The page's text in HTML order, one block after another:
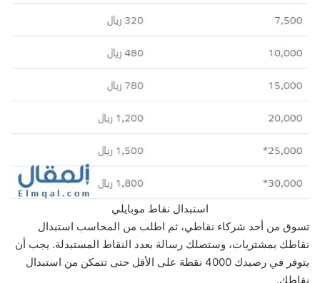
استبدال نقاط موبايلي
تسوق من أحد شركاء نقاطي، ثم اطلب من المحاسب استبدال
نقاطك بمشتريات، وستصلك رسالة بعدد النقاط المستبدلة. يجب أن
يتوفر في رصيدك 4000 نقطة على الأقل حتى تتمكن من استبدال
نقاطك.